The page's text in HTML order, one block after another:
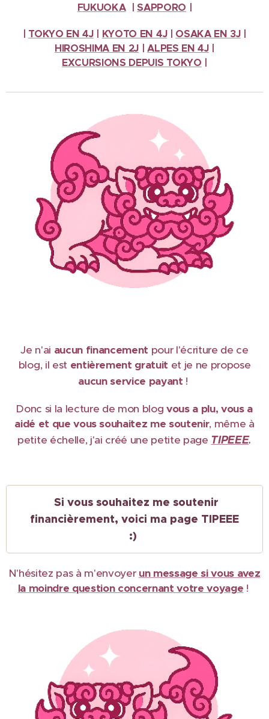
FUKUOKA|SAPPORO
TOKYO EN 4J KYOTO EN 4J OSAKA EN 3J
HIROSHIMA EN 2J
|ALPES EN 4J
EXCURSIONS DEPUIS TOKYO
Je n'ai aucun financement pour l'écriture de ce
blog, il est entièrement gratuit et je ne propose
aucun service payant !
Donc si la lecture de mon blogvous a plu, vous a
aidé et que vous souhaitez me soutenir, même à
petite échelle, j'ai créé une petite page TIPEEE.
Si vous souhaitez me soutenir
financièrement, voici ma page TIPEEE
:)
N'hésitez pas à m'envoyer un message si vous avez
la moindre question concernant votre voyage !